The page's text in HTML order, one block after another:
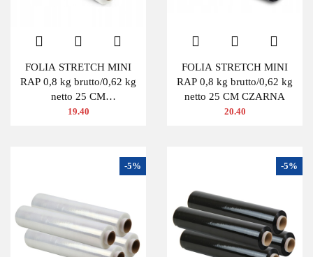
FOLIA STRETCH MINI
RAP 0,8 kg brutto/0,62 kg
netto 25 CM
TRANSPARENTNA
19.40
FOLIA STRETCH MINI
RAP 0,8 kg brutto/0,62 kg
netto 25 CM CZARNA
20.40
-5% -5%